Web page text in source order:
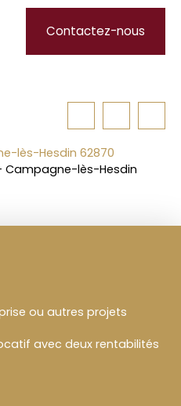
Contactez-nous
lès-Hesdin 62870
Campagne-lès-Hesdin
ou autres projets
avec deux rentabilités